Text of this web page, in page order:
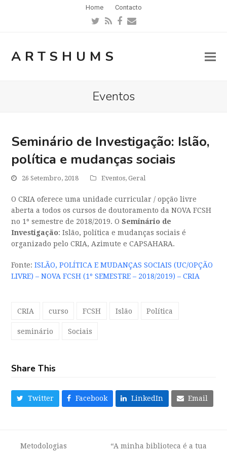
Home Contacto
Twitter
RSSFacebook
Email
ARTSHUMS
Eventos
Seminário de Investigação: Islão,
política e mudanças sociais
26 Setembro, 2018 Eventos,Geral
O CRIA oferece uma unidade curricular / opção livre
aberta a todos os cursos de doutoramento da NOVA FCSH
no 1º semestre de 2018/2019. OSeminário de
Investigação: Islão, política e mudanças sociais é
organizado pelo CRIA, Azimute e CAPSAHARA.
Fonte:ISLÃO, POLÍTICA E MUDANÇAS SOCIAIS (UC/OPÇÃO
LIVRE) – NOVA FCSH (1º SEMESTRE – 2018/2019) – CRIA
CRIA curso FCSH Islão Política
seminário Sociais
Share This
Twitter Facebook LinkedIn Email
Metodologias
“A minha biblioteca é a tua